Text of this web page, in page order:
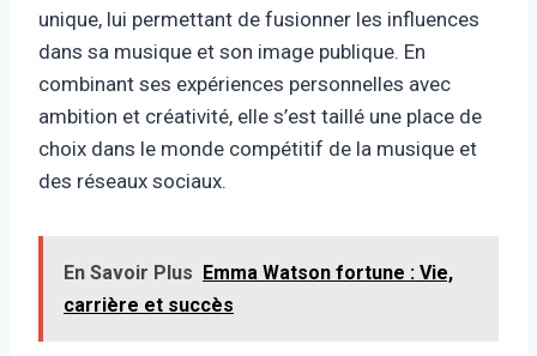
unique, lui permettant de fusionner les influences
dans sa musique et son image publique. En
combinant ses expériences personnelles avec
ambition et créativité, elle s’est taillé une place de
choix dans le monde compétitif de la musique et
des réseaux sociaux.
En Savoir Plus Emma Watson fortune : Vie,
carrière et succès